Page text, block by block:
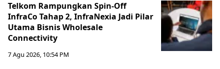
Telkom Rampungkan Spin-Off
InfraCo Tahap 2, InfraNexia Jadi Pilar
Utama Bisnis Wholesale
Connectivity
7 Agu 2026, 10:54 PM